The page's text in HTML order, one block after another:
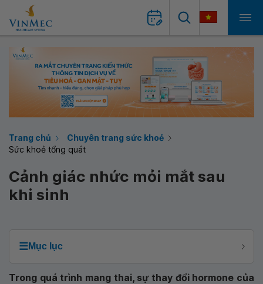
Trang chủ
Chuyên trang sức khoẻ
Sức khoẻ tổng quát
Cảnh giác nhức mỏi mắt sau
khi sinh
☰Mục lục
Trong quá trình mang thai, sự thay đổi hormone của